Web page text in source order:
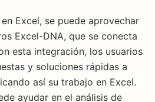
Excel, se puede aprovechar
Excel-DNA, que se conecta
esta integración, los usuarios
y soluciones rápidas a
así su trabajo en Excel.
ayudar en el análisis de